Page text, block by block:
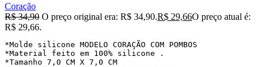
Coração
R$34,90 O preço original era: R$ 34,90.R$ 29,66O preço atual é:
R$ 29,66.
*Molde silicone MODELO CORAÇÃO COM POMBOS
*Material feito em 100% silicone .
*Tamanho 7,0 CM X 7,0 CM